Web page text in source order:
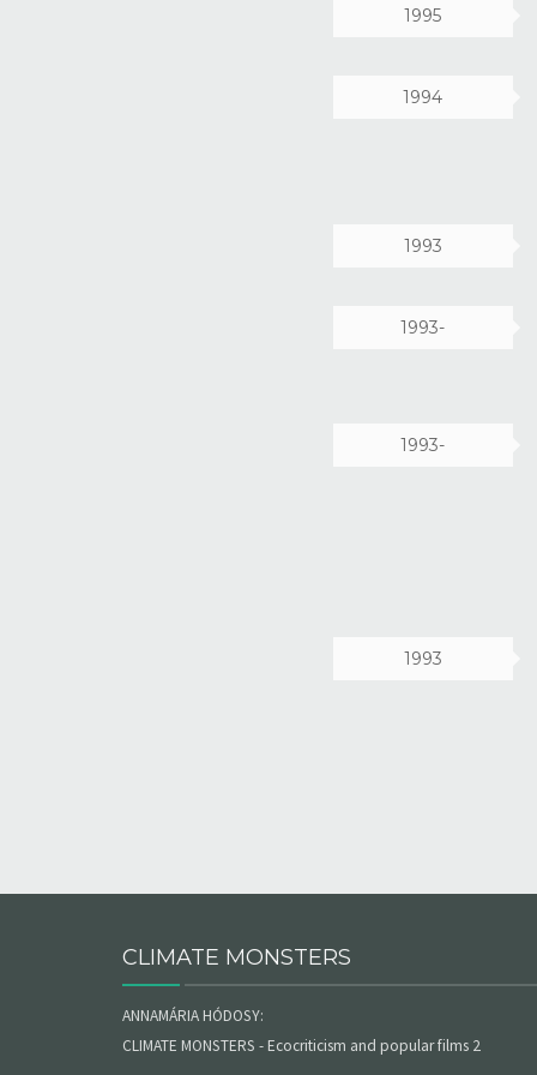
1995
1994
1993
1993-
1993-
1993
CLIMATE MONSTERS
ANNAMÁRIA HÓDOSY:
CLIMATE MONSTERS - Ecocriticism and popular films 2